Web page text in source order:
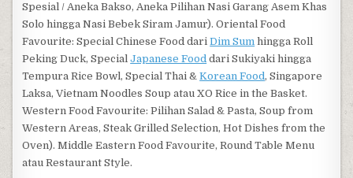
Spesial / Aneka Bakso, Aneka Pilihan Nasi Garang Asem Khas
Solo hingga Nasi Bebek Siram Jamur). Oriental Food
Favourite: Special Chinese Food dariDim Sum hingga Roll
Peking Duck, SpecialJapanese Food dari Sukiyaki hingga
Tempura Rice Bowl, Special Thai &Korean Food, Singapore
Laksa, Vietnam Noodles Soup atau XO Rice in the Basket.
Western Food Favourite: Pilihan Salad & Pasta, Soup from
Western Areas, Steak Grilled Selection, Hot Dishes from the
Oven). Middle Eastern Food Favourite, Round Table Menu
atau Restaurant Style.